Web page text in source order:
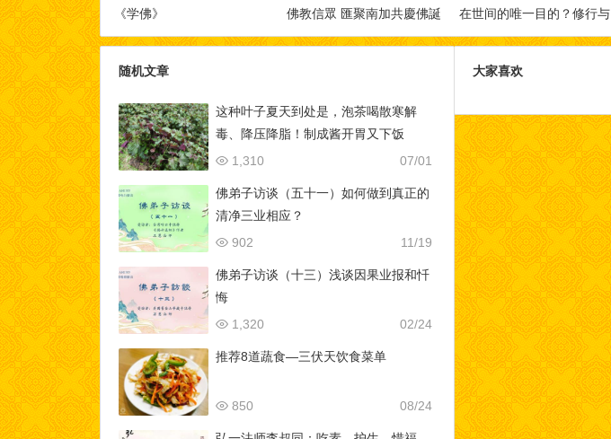
《学佛》
佛教信眾 匯聚南加共慶佛誕
在世间的唯一目的？修行与
修法的差别，如何做到三业
随机文章
这种叶子夏天到处是，泡茶喝散寒解
毒、降压降脂！制成酱开胃又下饭
07/01
1,310
佛弟子访谈（五十一）如何做到真正的
清净三业相应？
11/19
902
佛弟子访谈（十三）浅谈因果业报和忏
悔
02/24
1,320
推荐8道蔬食—三伏天饮食菜单
08/24
850
大家喜欢